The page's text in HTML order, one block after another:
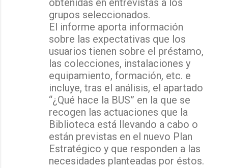
obtenidas en entrevistas a los
grupos seleccionados.
El informe aporta información
sobre las expectativas que los
usuarios tienen sobre el préstamo,
las colecciones, instalaciones y
equipamiento, formación, etc. e
incluye, tras el análisis, el apartado
“¿Qué hace la BUS” en la que se
recogen las actuaciones que la
Biblioteca está llevando a cabo o
están previstas en el nuevo Plan
Estratégico y que responden a las
necesidades planteadas por éstos.